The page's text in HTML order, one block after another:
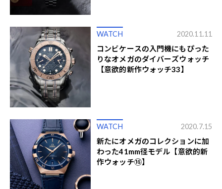
WATCH 2020.11.11
コンビケースの入門機にもぴった
りなオメガのダイバーズウォッチ
【意欲的新作ウォッチ33】
WATCH 2020.7.15
新たにオメガのコレクションに加
わった41mm径モデル【意欲的新
作ウォッチ⑯】